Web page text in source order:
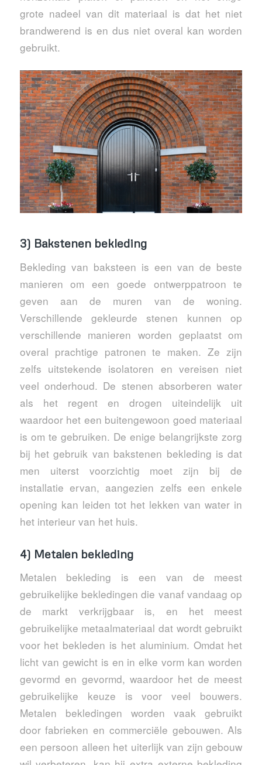
grote nadeel van dit materiaal is dat het niet
brandwerend is en dus niet overal kan worden
gebruikt.
3) Bakstenen bekleding
Bekleding van baksteen is een van de beste
manieren om een ​​goede ontwerppatroon te
geven aan de muren van de woning.
Verschillende gekleurde stenen kunnen op
verschillende manieren worden geplaatst om
overal prachtige patronen te maken. Ze zijn
zelfs uitstekende isolatoren en vereisen niet
veel onderhoud. De stenen absorberen water
als het regent en drogen uiteindelijk uit
waardoor het een buitengewoon goed materiaal
is om te gebruiken. De enige belangrijkste zorg
bij het gebruik van bakstenen bekleding is dat
men uiterst voorzichtig moet zijn bij de
installatie ervan, aangezien zelfs een enkele
opening kan leiden tot het lekken van water in
het interieur van het huis.
4) Metalen bekleding
Metalen bekleding is een van de meest
gebruikelijke bekledingen die vanaf vandaag op
de markt verkrijgbaar is, en het meest
gebruikelijke metaalmateriaal dat wordt gebruikt
voor het bekleden is het aluminium. Omdat het
licht van gewicht is en in elke vorm kan worden
gevormd en gevormd, waardoor het de meest
gebruikelijke keuze is voor veel bouwers.
Metalen bekledingen worden vaak gebruikt
door fabrieken en commerciële gebouwen. Als
een persoon alleen het uiterlijk van zijn gebouw